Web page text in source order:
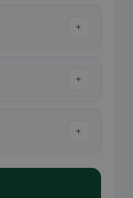
+
+
+